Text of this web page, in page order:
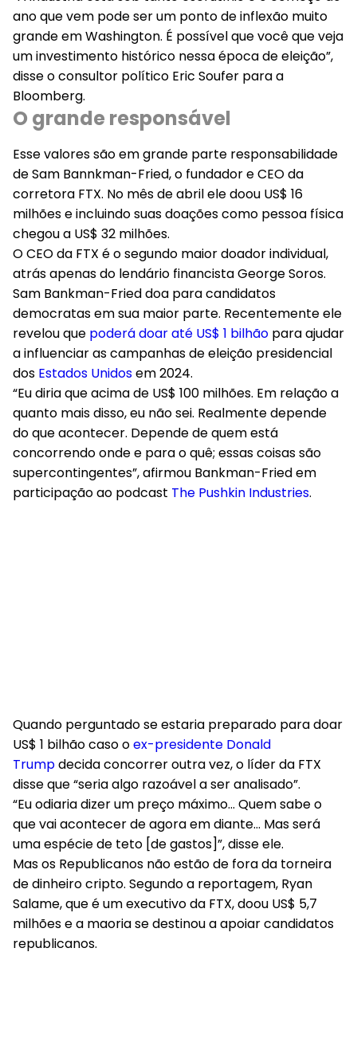
ano que vem pode ser um ponto de inflexão muito
grande em Washington. É possível que você que veja
um investimento histórico nessa época de eleição”,
disse o consultor político Eric Soufer para a
Bloomberg.
O grande responsável
Esse valores são em grande parte responsabilidade
de Sam Bannkman-Fried, o fundador e CEO da
corretora FTX. No mês de abril ele doou US$ 16
milhões e incluindo suas doações como pessoa física
chegou a US$ 32 milhões.
O CEO da FTX é o segundo maior doador individual,
atrás apenas do lendário financista George Soros.
Sam Bankman-Fried doa para candidatos
democratas em sua maior parte. Recentemente ele
revelou que poderá doar até US$ 1 bilhão para ajudar
a influenciar as campanhas de eleição presidencial
dos Estados Unidosem 2024.
“Eu diria que acima de US$ 100 milhões. Em relação a
quanto mais disso, eu não sei. Realmente depende
do que acontecer. Depende de quem está
concorrendo onde e para o quê; essas coisas são
supercontingentes”, afirmou Bankman-Fried em
participação ao podcast The Pushkin Industries.
Quando perguntado se estaria preparado para doar
US$ 1 bilhão caso oex-presidente Donald
Trumpdecida concorrer outra vez, o líder da FTX
disse que “seria algo razoável a ser analisado”.
“Eu odiaria dizer um preço máximo… Quem sabe o
que vai acontecer de agora em diante… Mas será
uma espécie de teto [de gastos]”, disse ele.
Mas os Republicanos não estão de fora da torneira
de dinheiro cripto. Segundo a reportagem, Ryan
Salame, que é um executivo da FTX, doou US$ 5,7
milhões e a maoria se destinou a apoiar candidatos
republicanos.